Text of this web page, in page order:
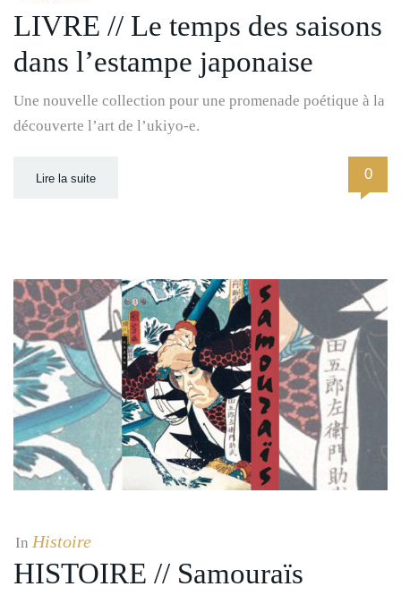
LIVRE // Le temps des saisons
dans l’estampe japonaise
Une nouvelle collection pour une promenade poétique à la
découverte l’art de l’ukiyo-e.
Lire la suite 0
In Histoire
HISTOIRE // Samouraïs